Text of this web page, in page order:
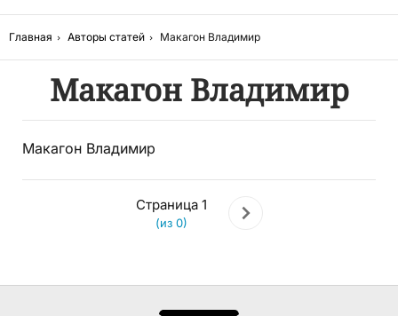
Главная Авторы статей Макагон Владимир
Макагон Владимир
Макагон Владимир
Страница 1
(из 0)